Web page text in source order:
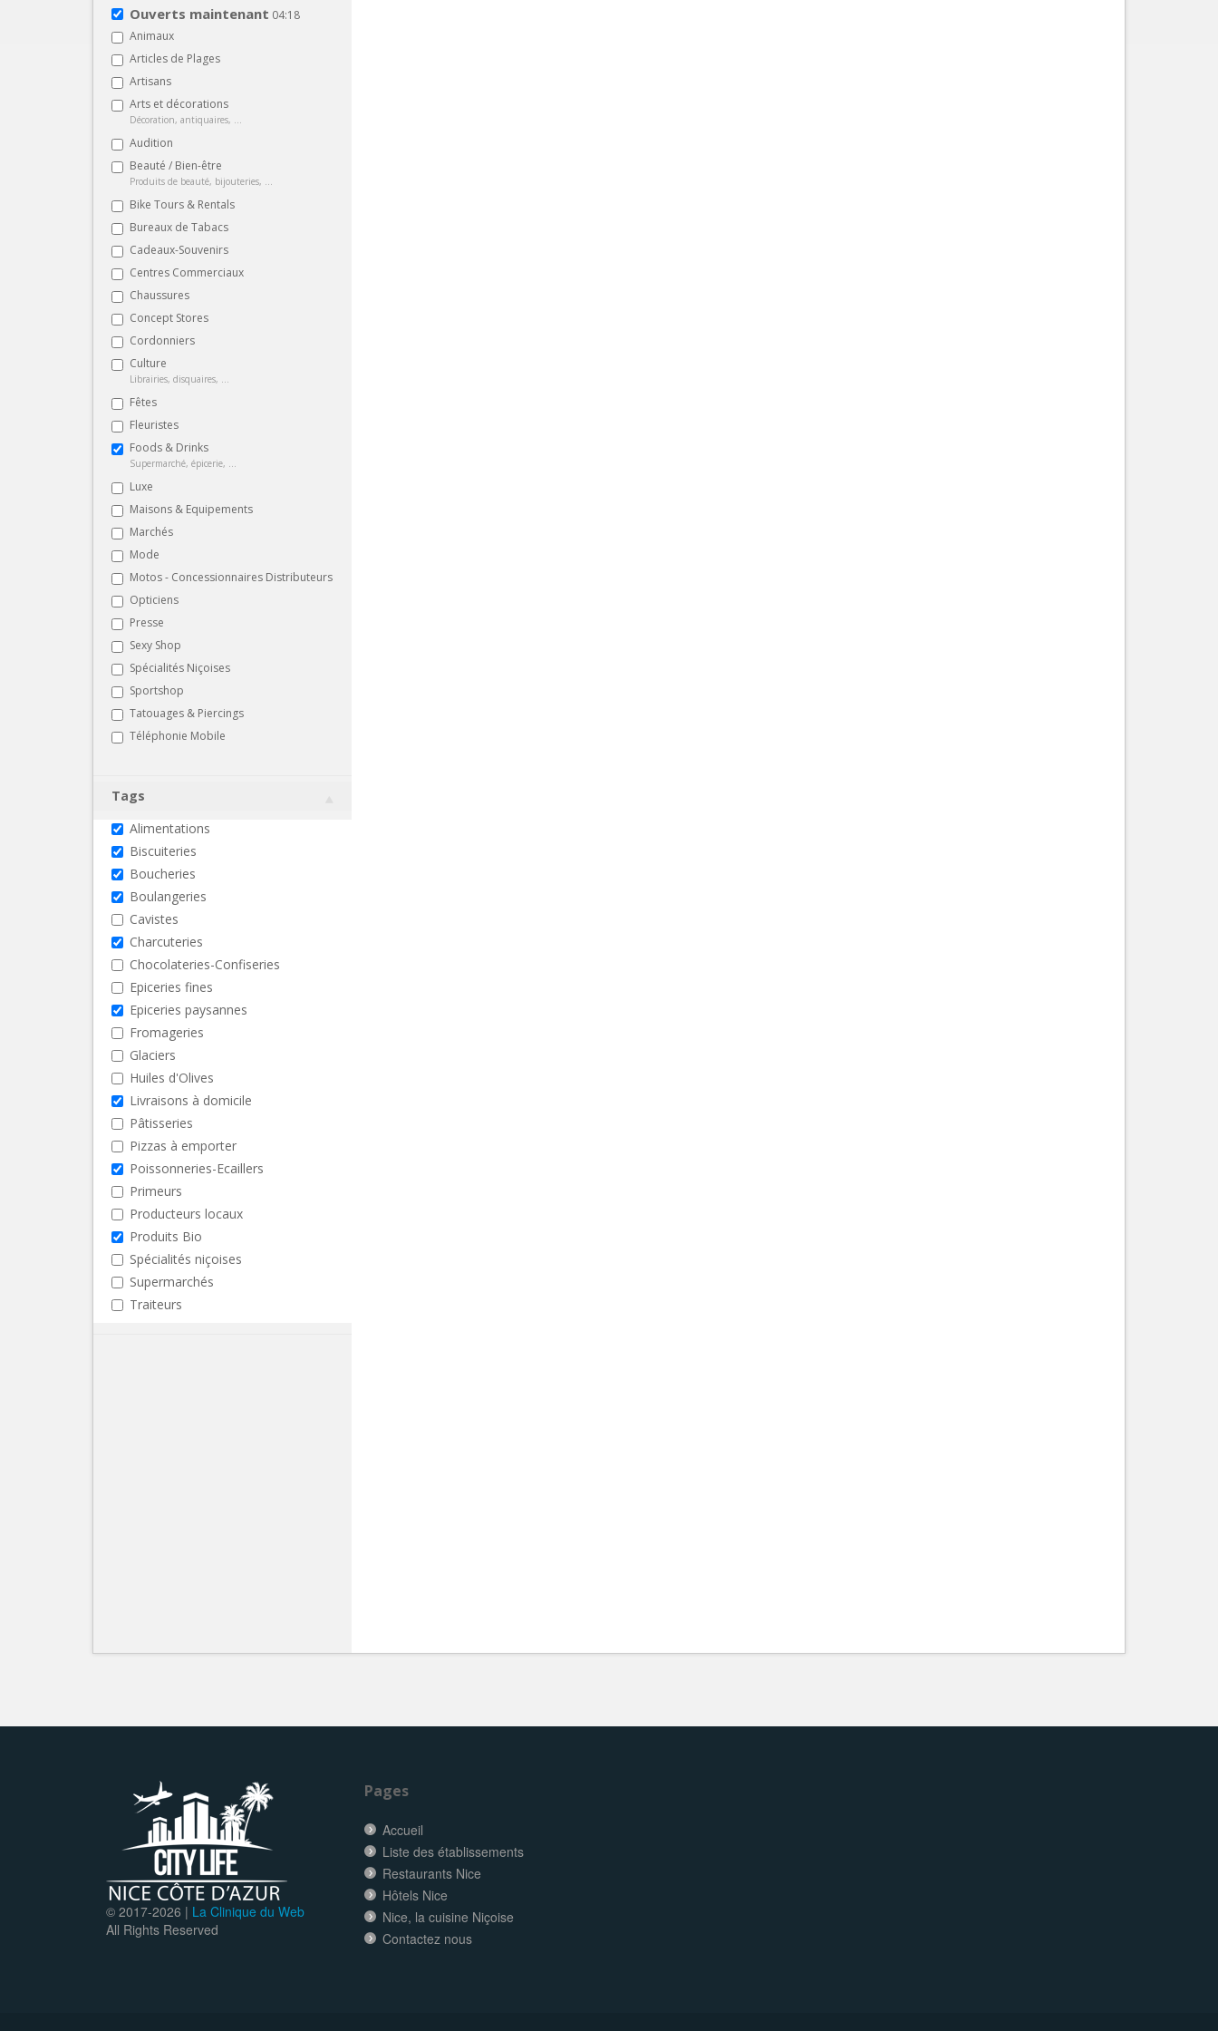
Ouverts maintenant 04:18
Animaux
Articles de Plages
Artisans
Arts et décorations
Décoration, antiquaires, ...
Audition
Beauté / Bien-être
Produits de beauté, bijouteries, ...
Bike Tours & Rentals
Bureaux de Tabacs
Cadeaux-Souvenirs
Centres Commerciaux
Chaussures
Concept Stores
Cordonniers
Culture
Librairies, disquaires, ...
Fêtes
Fleuristes
Foods & Drinks
Supermarché, épicerie, ...
Luxe
Maisons & Equipements
Marchés
Mode
Motos - Concessionnaires Distributeurs
Opticiens
Presse
Sexy Shop
Spécialités Niçoises
Sportshop
Tatouages & Piercings
Téléphonie Mobile
Tags
Alimentations
Biscuiteries
Boucheries
Boulangeries
Cavistes
Charcuteries
Chocolateries-Confiseries
Epiceries fines
Epiceries paysannes
Fromageries
Glaciers
Huiles d'Olives
Livraisons à domicile
Pâtisseries
Pizzas à emporter
Poissonneries-Ecaillers
Primeurs
Producteurs locaux
Produits Bio
Spécialités niçoises
Supermarchés
Traiteurs
© 2017-2026 | La Clinique du Web
All Rights Reserved
Pages
Accueil
Liste des établissements
Restaurants Nice
Hôtels Nice
Nice, la cuisine Niçoise
Contactez nous